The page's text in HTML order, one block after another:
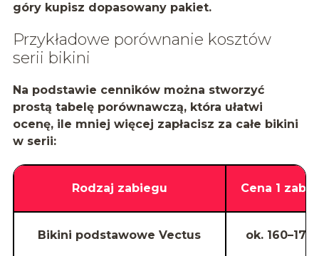
góry kupisz dopasowany pakiet.
Przykładowe porównanie kosztów
serii bikini
Na podstawie cenników można stworzyć
prostą tabelę porównawczą, która ułatwi
ocenę, ile mniej więcej zapłacisz za całe bikini
w serii:
Rodzaj zabiegu Cena 1
Bikini podstawowe Vectus ok. 160–170